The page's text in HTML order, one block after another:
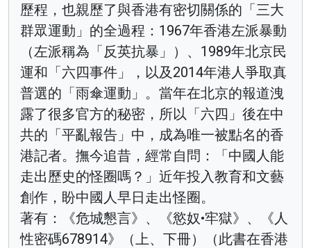
歷程，也親歷了與香港有密切關係的「三大
群眾運動」的全過程：1967年香港左派暴動
（左派稱為「反英抗暴」）、1989年北京民
運和「六四事件」，以及2014年港人爭取真
普選的「雨傘運動」。當年在北京的報道洩
露了很多官方的秘密，所以「六四」後在中
共的「平亂報告」中，成為唯一被點名的香
港記者。撫今追昔，經常自問：「中國人能
走出歷史的怪圈嗎？」近年投入教育和文藝
創作，盼中國人早日走出怪圈。
著有：《危城懇言》、《慾奴•牢獄》、《人
性密碼678914》（上、下冊）（此書在香港